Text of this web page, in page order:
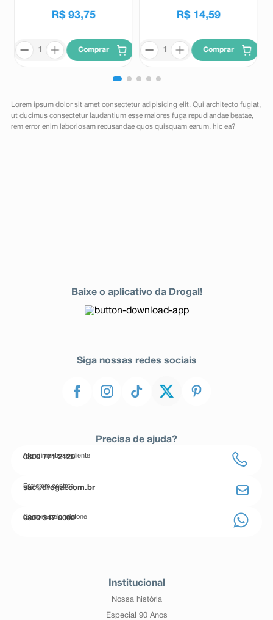
R$ 93,75
Comprar
R$ 14,59
Comprar
Lorem ipsum dolor sit amet consectetur adipisicing elit. Qui architecto fugiat,
ut ducimus consectetur laudantium esse maiores fuga repudiandae beatae,
rem error enim laboriosam recusandae quos quisquam earum, hic ea?
Baixe o aplicativo da Drogal!
Siga nossas redes sociais
Precisa de ajuda?
Atendimento ao cliente
0800 771 2120
Entre em contato
sac@drogal.com.br
Compre pelo telefone
0800 347 0000
Institucional
Nossa história
Especial 90 Anos